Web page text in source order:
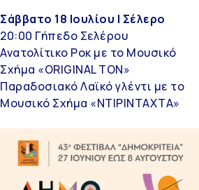
Σάββατο 18 Ιουλίου | Σέλερο
20:00 Γήπεδο Σελέρου
Ανατολίτικο Ροκ με το Μουσικό
Σχήμα «ORIGINAL TON»
Παραδοσιακό Λαϊκό γλέντι με το
Μουσικό Σχήμα «ΝΤΙΡΙΝΤΑΧΤΑ»